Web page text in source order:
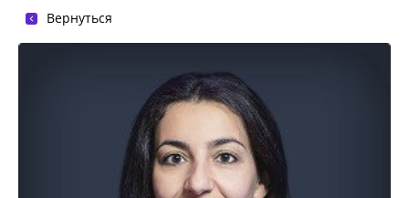
Вернуться